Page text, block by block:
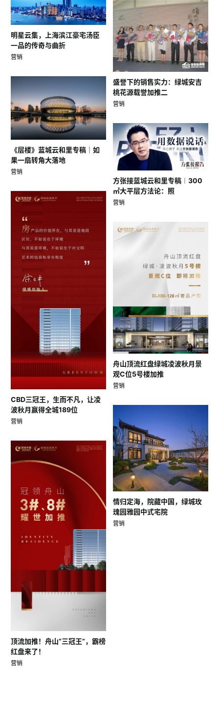
明星云集，上海滨江豪宅汤臣
一品的传奇与曲折
营销
盛誉下的销售实力：绿城安吉
桃花源载誉加推二
营销
《层楼》蓝城云和里专稿｜如
果一扇转角大落地
营销
方张接蓝城云和里专稿︱300
㎡大平层方法论：照
营销
CBD三冠王，生而不凡，让凌
波秋月赢得全城189位
营销
舟山顶流红盘绿城凌波秋月景
观C位5号楼加推
营销
情归定海，院藏中国，绿城玫
瑰园雅园中式宅院
营销
顶流加推！舟山“三冠王”，霸榜
红盘来了！
营销